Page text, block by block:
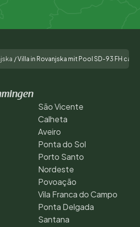
/Villa in Rovanjska mit Pool SD-93 FH ca
São Vicente
Calheta
Aveiro
Ponta do Sol
Porto Santo
Nordeste
Povoação
Vila Franca do Campo
Ponta Delgada
Santana